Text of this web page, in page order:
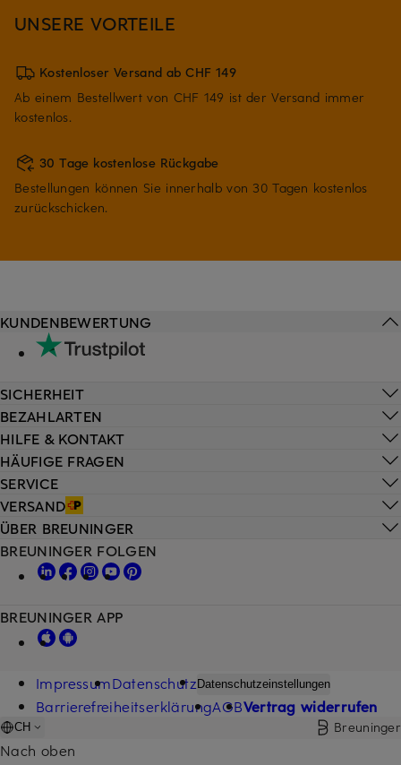
UNSERE VORTEILE
Kostenloser Versand ab CHF 149
Ab einem Bestellwert von CHF 149 ist der Versand immer
kostenlos.
30 Tage kostenlose Rückgabe
Bestellungen können Sie innerhalb von 30 Tagen kostenlos
zurückschicken.
HILFE & KONTAKT
HÄUFIGE FRAGEN
SERVICE
VERSAND
KUNDENBEWERTUNG
SICHERHEIT
BEZAHLARTEN
ÜBER BREUNINGER
BREUNINGER FOLGEN
BREUNINGER APP
ImpressumDatenschutz Datenschutzeinstellungen
BarrierefreiheitserklärungAGBVertrag widerrufen
CH Breuninger
Nach oben